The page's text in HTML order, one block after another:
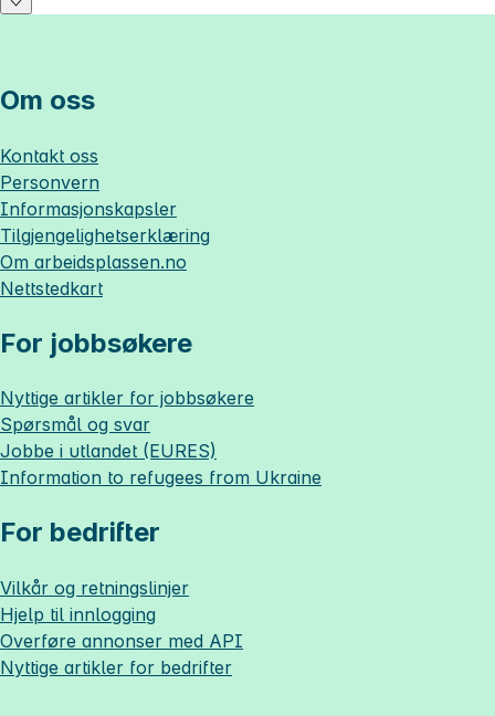
Om oss
Kontakt oss
Personvern
Informasjonskapsler
Tilgjengelighetserklæring
Om arbeidsplassen.no
Nettstedkart
For jobbsøkere
Nyttige artikler for jobbsøkere
Spørsmål og svar
Jobbe i utlandet (EURES)
Information to refugees from Ukraine
For bedrifter
Vilkår og retningslinjer
Hjelp til innlogging
Overføre annonser med API
Nyttige artikler for bedrifter